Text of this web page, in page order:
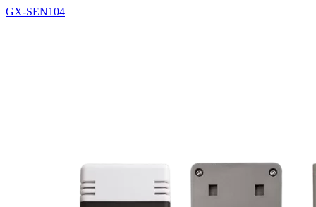
GX-SEN104